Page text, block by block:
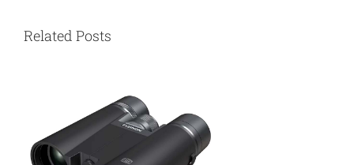
Related Posts